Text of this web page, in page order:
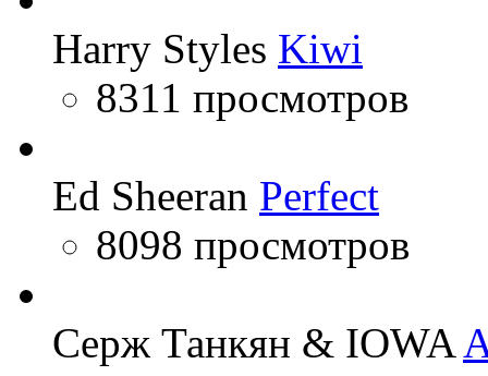
Harry Styles Kiwi
8311 просмотров
Ed Sheeran Perfect
8098 просмотров
Серж Танкян & IOWA